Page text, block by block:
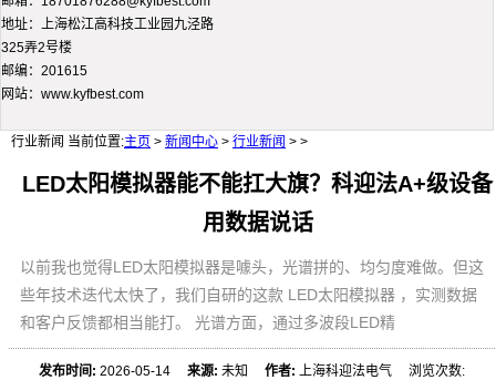
地址：上海松江高科技工业园九泾路
325弄2号楼
邮编：201615
网站：www.kyfbest.com
行业新闻 当前位置:主页 > 新闻中心 > 行业新闻 > >
LED太阳模拟器能不能扛大旗？科迎法A+级设备
用数据说话
以前我也觉得LED太阳模拟器是噱头，光谱拼的、均匀度难做。但这
些年技术迭代太快了，我们自研的这款 LED太阳模拟器 ，实测数据
和客户反馈都相当能打。 光谱方面，通过多波段LED精
发布时间: 2026-05-14来源: 未知作者: 上海科迎法电气 浏览次数: